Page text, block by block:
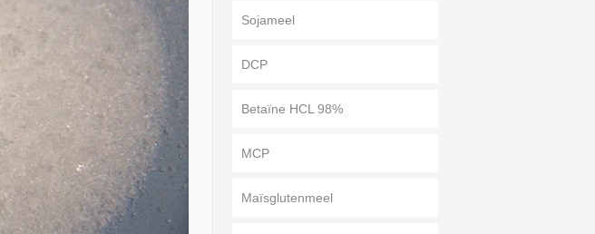
Sojameel
DCP
Betaïne HCL 98%
MCP
Maïsglutenmeel